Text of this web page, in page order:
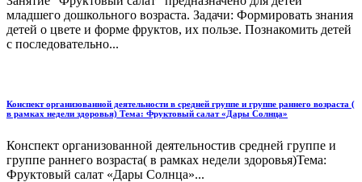
младшего дошкольного возраста. Задачи: Формировать знания
детей о цвете и форме фруктов, их пользе. Познакомить детей
с последовательно...
Конспект организованной деятельности в средней группе и группе раннего возраста (
в рамках недели здоровья) Тема: Фруктовый салат «Дары Солнца»
Конспект организованной деятельностив средней группе и
группе раннего возраста( в рамках недели здоровья)Тема:
Фруктовый салат «Дары Солнца»...